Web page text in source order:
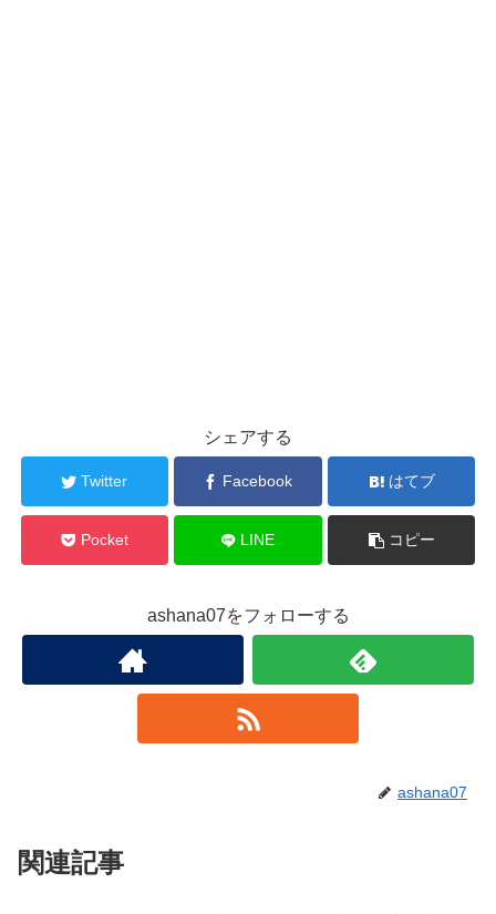
シェアする
Twitter Facebook はてブ
Pocket LINE コピー
ashana07をフォローする
ashana07
関連記事